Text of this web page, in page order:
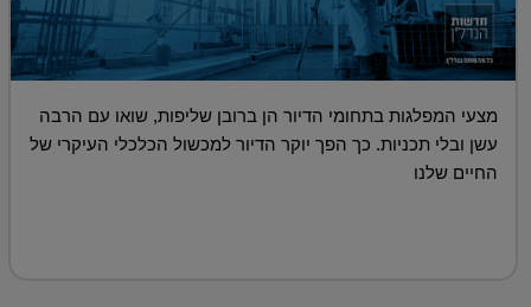
מצעי המפלגות בתחומי הדיור הן ברובן שליפות, שואו עם הרבה
עשן ובלי תכניות. כך הפך יוקר הדיור למכשול הכלכלי העיקרי של
החיים שלנו